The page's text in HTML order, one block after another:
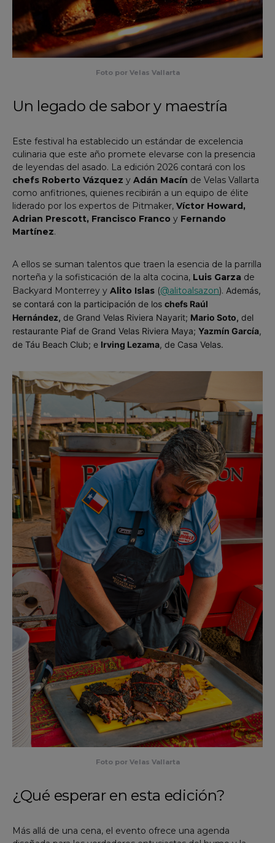
Foto por Velas Vallarta
Un legado de sabor y maestría
Este festival ha establecido un estándar de excelencia
culinaria que este año promete elevarse con la presencia
de leyendas del asado. La edición 2026 contará con los
chefs Roberto Vázquez y Adán Macín de Velas Vallarta
como anfitriones, quienes recibirán a un equipo de élite
liderado por los expertos de Pitmaker, Víctor Howard,
Adrian Prescott, Francisco Franco y Fernando
Martínez.
A ellos se suman talentos que traen la esencia de la parrilla
norteña y la sofisticación de la alta cocina, Luis Garza de
Backyard Monterrey y Alito Islas (@alitoalsazon). Además,
se contará con la participación de los chefs Raúl
Hernández, de Grand Velas Riviera Nayarit; Mario Soto, del
restaurante Piaf de Grand Velas Riviera Maya; Yazmín García,
de Táu Beach Club; e Irving Lezama, de Casa Velas.
Foto por Velas Vallarta
¿Qué esperar en esta edición?
Más allá de una cena, el evento ofrece una agenda